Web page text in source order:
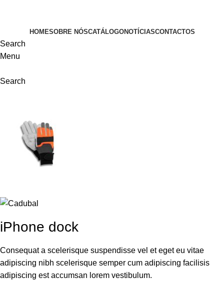
HOMESOBRE NÓSCATÁLOGONOTÍCIASCONTACTOS
Search
Menu
Search
iPhone dock
Consequat a scelerisque suspendisse vel et eget eu vitae
adipiscing nibh scelerisque semper cum adipiscing facilisis
adipiscing est accumsan lorem vestibulum.